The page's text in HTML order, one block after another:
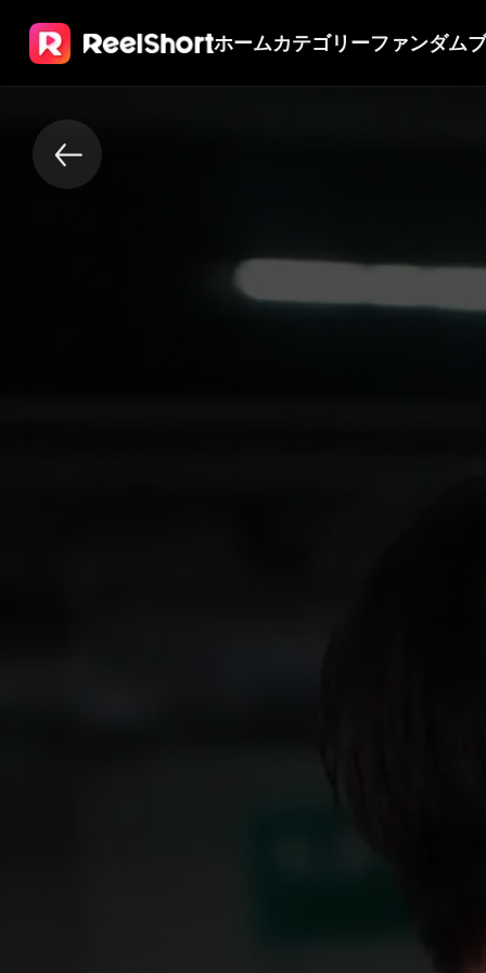
ホームカテゴリーファンダム